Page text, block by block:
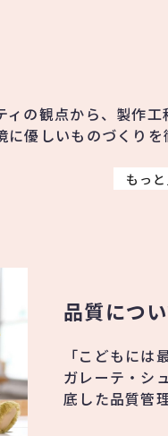
の観点から、製作工
優しいものづくりを
もっ
品質につ
「こどもに
ガレーテ・シ
底した品質管